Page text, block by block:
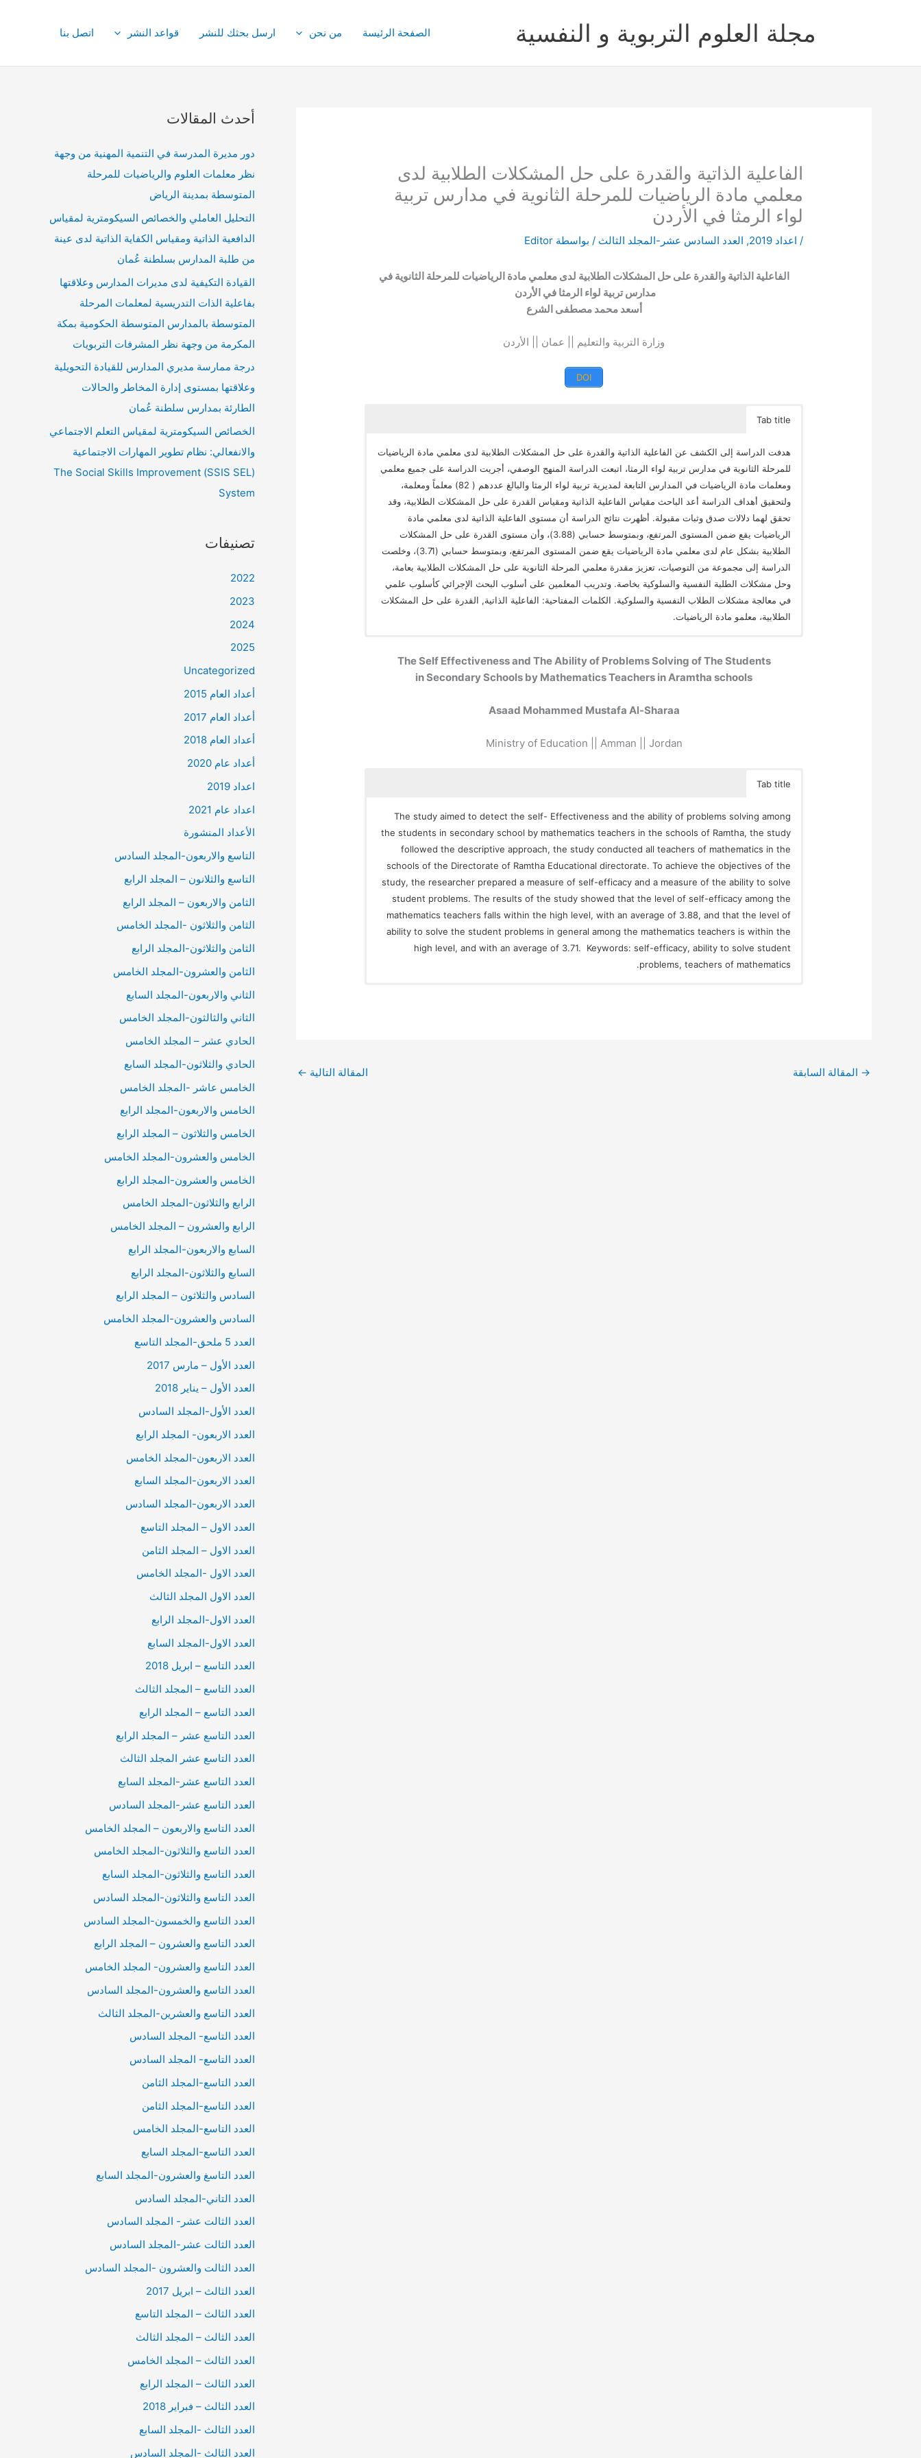
مجلة العلوم التربوية و النفسية الصفحة الرئيسة من نحن ارسل بحثك للنشر قواعد النشر اتصل بنا
الفاعلية الذاتية والقدرة على حل المشكلات الطلابية لدى
معلمي مادة الرياضيات للمرحلة الثانوية في مدارس تربية
لواء الرمثا في الأردن
/ اعداد 2019 , العدد السادس عشر-المجلد الثالث / بواسطة Editor
الفاعلية الذاتية والقدرة على حل المشكلات الطلابية لدى معلمي مادة الرياضيات للمرحلة الثانوية في
مدارس تربية لواء الرمثا في الأردن
أسعد محمد مصطفى الشرع
وزارة التربية والتعليم || عمان || الأردن
DOI
Tab title
هدفت الدراسة إلى الكشف عن الفاعلية الذاتية والقدرة على حل المشكلات الطلابية لدى معلمي مادة الرياضيات
للمرحلة الثانوية في مدارس تربية لواء الرمثا، اتبعت الدراسة المنهج الوصفي، أجريت الدراسة على جميع معلمي
ومعلمات مادة الرياضيات في المدارس التابعة لمديرية تربية لواء الرمثا والبالغ عددهم ( 82) معلماً ومعلمة،
ولتحقيق أهداف الدراسة أعد الباحث مقياس الفاعلية الذاتية ومقياس القدرة على حل المشكلات الطلابية، وقد
تحقق لهما دلالات صدق وثبات مقبولة. أظهرت نتائج الدراسة أن مستوى الفاعلية الذاتية لدى معلمي مادة
الرياضيات يقع ضمن المستوى المرتفع، وبمتوسط حسابي (3.88)، وأن مستوى القدرة على حل المشكلات
الطلابية بشكل عام لدى معلمي مادة الرياضيات يقع ضمن المستوى المرتفع، وبمتوسط حسابي (3.71)، وخلصت
الدراسة إلى مجموعة من التوصيات، تعزيز مقدرة معلمي المرحلة الثانوية على حل المشكلات الطلابية بعامة،
وحل مشكلات الطلبة النفسية والسلوكية بخاصة. وتدريب المعلمين على أسلوب البحث الإجرائي كأسلوب علمي
في معالجة مشكلات الطلاب النفسية والسلوكية. الكلمات المفتاحية: الفاعلية الذاتية, القدرة على حل المشكلات
الطلابية، معلمو مادة الرياضيات.
The Self Effectiveness and The Ability of Problems Solving of The Students
in Secondary Schools by Mathematics Teachers in Aramtha schools
Asaad Mohammed Mustafa Al-Sharaa
Ministry of Education || Amman || Jordan
Tab title
The study aimed to detect the self- Effectiveness and the ability of problems solving among
the students in secondary school by mathematics teachers in the schools of Ramtha, the study
followed the descriptive approach, the study conducted all teachers of mathematics in the
schools of the Directorate of Ramtha Educational directorate. To achieve the objectives of the
study, the researcher prepared a measure of self-efficacy and a measure of the ability to solve
student problems. The results of the study showed that the level of self-efficacy among the
mathematics teachers falls within the high level, with an average of 3.88, and that the level of
ability to solve the student problems in general among the mathematics teachers is within the
high level, and with an average of 3.71. Keywords: self-efficacy, ability to solve student
problems, teachers of mathematics.
→ المقالة السابقة المقالة التالية ←
أحدث المقالات
دور مديرة المدرسة في التنمية المهنية من وجهة
نظر معلمات العلوم والرياضيات للمرحلة
المتوسطة بمدينة الرياض
التحليل العاملي والخصائص السيكومترية لمقياس
الدافعية الذاتية ومقياس الكفاية الذاتية لدى عينة
من طلبة المدارس بسلطنة عُمان
القيادة التكيفية لدى مديرات المدارس وعلاقتها
بفاعلية الذات التدريسية لمعلمات المرحلة
المتوسطة بالمدارس المتوسطة الحكومية بمكة
المكرمة من وجهة نظر المشرفات التربويات
درجة ممارسة مديري المدارس للقيادة التحويلية
وعلاقتها بمستوى إدارة المخاطر والحالات
الطارئة بمدارس سلطنة عُمان
الخصائص السيكومترية لمقياس التعلم الاجتماعي
والانفعالي: نظام تطوير المهارات الاجتماعية
(SSIS SEL) The Social Skills Improvement
System
تصنيفات
2022
2023
2024
2025
Uncategorized
أعداد العام 2015
أعداد العام 2017
أعداد العام 2018
أعداد عام 2020
اعداد 2019
اعداد عام 2021
الأعداد المنشورة
التاسع والاربعون-المجلد السادس
التاسع والثلانون – المجلد الرابع
الثامن والاربعون – المجلد الرابع
الثامن والثلاثون -المجلد الخامس
الثامن والثلاثون-المجلد الرابع
الثامن والعشرون-المجلد الخامس
الثاني والاربعون-المجلد السابع
الثاني والثالثون-المجلد الخامس
الحادي عشر – المجلد الخامس
الحادي والثلاثون-المجلد السابع
الخامس عاشر -المجلد الخامس
الخامس والاربعون-المجلد الرابع
الخامس والثلاثون – المجلد الرابع
الخامس والعشرون-المجلد الخامس
الخامس والعشرون-المجلد الرابع
الرابع والثلاثون-المجلد الخامس
الرابع والعشرون – المجلد الخامس
السابع والاربعون-المجلد الرابع
السابع والثلاثون-المجلد الرابع
السادس والثلاثون – المجلد الرابع
السادس والعشرون-المجلد الخامس
العدد 5 ملحق-المجلد التاسع
العدد الأول – مارس 2017
العدد الأول – يناير 2018
العدد الأول-المجلد السادس
العدد الاربعون- المجلد الرابع
العدد الاربعون-المجلد الخامس
العدد الاربعون-المجلد السابع
العدد الاربعون-المجلد السادس
العدد الاول – المجلد التاسع
العدد الاول – المجلد الثامن
العدد الاول -المجلد الخامس
العدد الاول المجلد الثالث
العدد الاول-المجلد الرابع
العدد الاول-المجلد السابع
العدد التاسع – ابريل 2018
العدد التاسع – المجلد الثالث
العدد التاسع – المجلد الرابع
العدد التاسع عشر – المجلد الرابع
العدد التاسع عشر المجلد الثالث
العدد التاسع عشر-المجلد السابع
العدد التاسع عشر-المجلد السادس
العدد التاسع والاربعون – المجلد الخامس
العدد التاسع والثلاثون-المجلد الخامس
العدد التاسع والثلاثون-المجلد السابع
العدد التاسع والثلاثون-المجلد السادس
العدد التاسع والخمسون-المجلد السادس
العدد التاسع والعشرون – المجلد الرابع
العدد التاسع والعشرون- المجلد الخامس
العدد التاسع والعشرون-المجلد السادس
العدد التاسع والعشرين-المجلد الثالث
العدد التاسع- المجلد السادس
العدد التاسع- المجلد السادس
العدد التاسع-المجلد الثامن
العدد التاسع-المجلد الثامن
العدد التاسع-المجلد الخامس
العدد التاسع-المجلد السابع
العدد التاسغ والعشرون-المجلد السابع
العدد التاني-المجلد السادس
العدد الثالت عشر- المجلد السادس
العدد الثالت عشر-المجلد السادس
العدد الثالت والعشرون -المجلد السادس
العدد الثالث – ابريل 2017
العدد الثالث – المجلد التاسع
العدد الثالث – المجلد الثالث
العدد الثالث – المجلد الخامس
العدد الثالث – المجلد الرابع
العدد الثالث – فبراير 2018
العدد الثالث -المجلد السابع
العدد الثالث -المجلد السادس